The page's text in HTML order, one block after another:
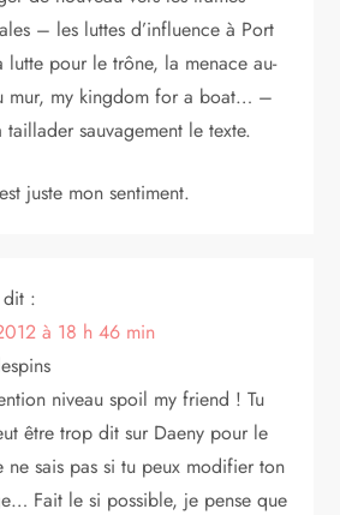
– les luttes d’influence à Port
lutte pour le trône, la menace au-
mur, my kingdom for a boat… –
taillader sauvagement le texte.
juste mon sentiment.
dit :
à 18 h 46 min
niveau spoil my friend ! Tu
être trop dit sur Daeny pour le
ne sais pas si tu peux modifier ton
Fait le si possible, je pense que